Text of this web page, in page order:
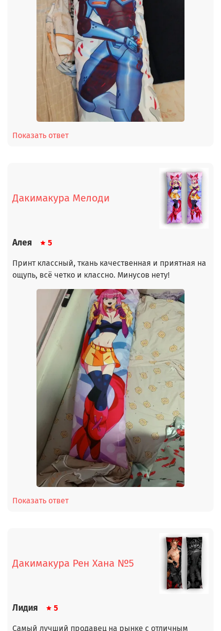
Показать ответ
Дакимакура Мелоди
Алея 5
Принт классный, ткань качественная и приятная на
ощупь, всё четко и классно. Минусов нету!
Показать ответ
Дакимакура Рен Хана №5
Лидия 5
Самый лучший продавец на рынке с отличным